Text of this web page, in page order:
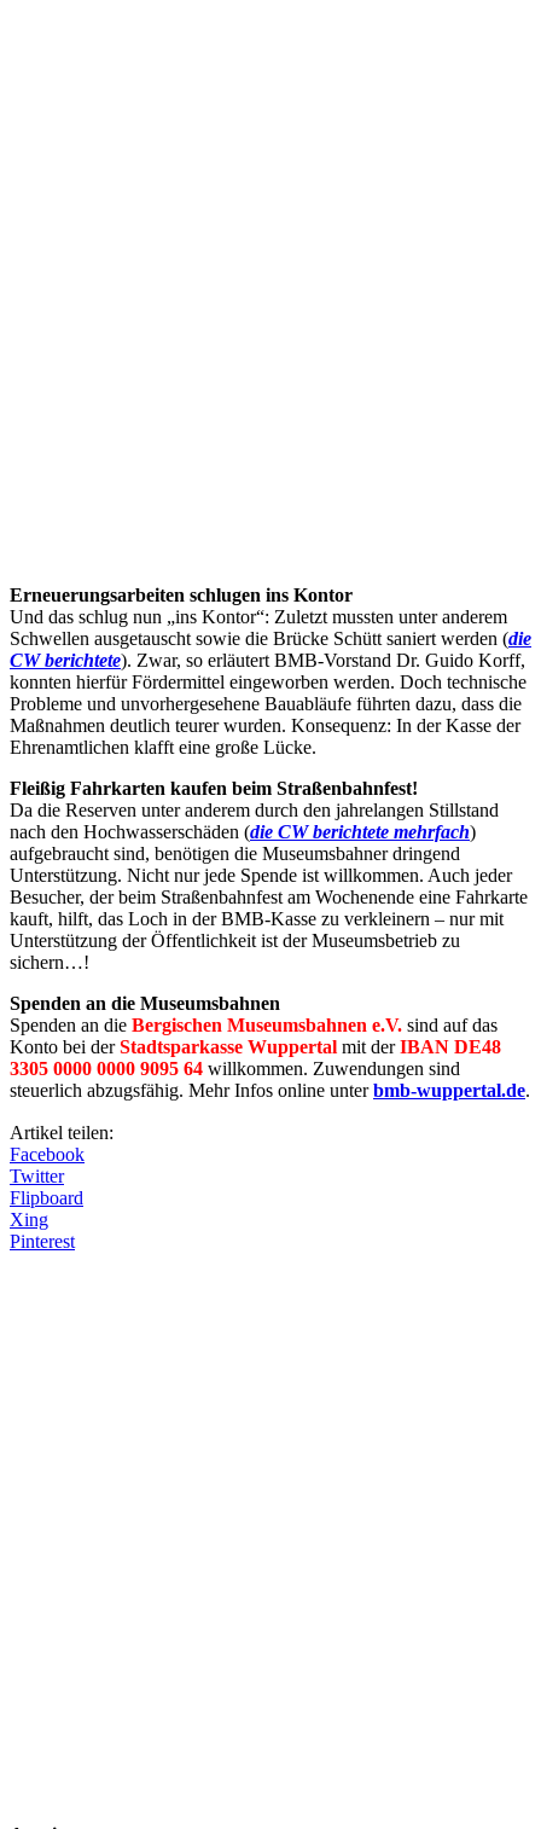
Erneuerungsarbeiten schlugen ins Kontor
Und das schlug nun „ins Kontor“: Zuletzt mussten unter anderem
Schwellen ausgetauscht sowie die Brücke Schütt saniert werden (die
CW berichtete). Zwar, so erläutert BMB-Vorstand Dr. Guido Korff,
konnten hierfür Fördermittel eingeworben werden. Doch technische
Probleme und unvorhergesehene Bauabläufe führten dazu, dass die
Maßnahmen deutlich teurer wurden. Konsequenz: In der Kasse der
Ehrenamtlichen klafft eine große Lücke.
Fleißig Fahrkarten kaufen beim Straßenbahnfest!
Da die Reserven unter anderem durch den jahrelangen Stillstand
nach den Hochwasserschäden (die CW berichtete mehrfach)
aufgebraucht sind, benötigen die Museumsbahner dringend
Unterstützung. Nicht nur jede Spende ist willkommen. Auch jeder
Besucher, der beim Straßenbahnfest am Wochenende eine Fahrkarte
kauft, hilft, das Loch in der BMB-Kasse zu verkleinern – nur mit
Unterstützung der Öffentlichkeit ist der Museumsbetrieb zu
sichern…!
Spenden an die Museumsbahnen
Spenden an die Bergischen Museumsbahnen e.V. sind auf das
Konto bei derStadtsparkasse Wuppertal mit derIBAN DE48
3305 0000 0000 9095 64 willkommen. Zuwendungen sind
steuerlich abzugsfähig. Mehr Infos online unterbmb-wuppertal.de.
Artikel teilen:
Facebook
Twitter
Flipboard
Xing
Pinterest